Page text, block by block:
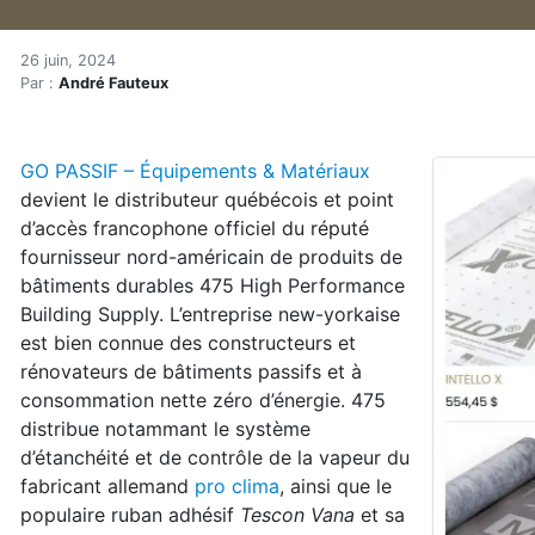
Accueil
Articles
Un nouveau distributeur
26 juin, 2024
Par : André Fauteux
GO PASSIF – Équipements & Matériaux
devient le distributeur québécois et point
d’accès francophone officiel du réputé
fournisseur nord-américain de produits de
bâtiments durables 475 High Performance
Building Supply. L’entreprise new-yorkaise
est bien connue des constructeurs et
rénovateurs de bâtiments passifs et à
consommation nette zéro d’énergie. 475
distribue notammant le système
d’étanchéité et de contrôle de la vapeur du
fabricant allemand pro clima, ainsi que le
populaire ruban adhésif Tescon Vana et sa